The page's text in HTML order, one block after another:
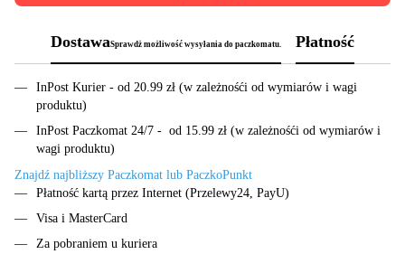
DostawaSprawdż możliwość wysyłania do paczkomatu. Płatność
InPost Kurier - od 20.99 zł (w zależnośći od wymiarów i wagi
produktu)
InPost Paczkomat 24/7 - od 15.99 zł (w zależnośći od wymiarów i
wagi produktu)
Znajdź najbliższy Paczkomat lub PaczkoPunkt
Płatność kartą przez Internet (Przelewy24, PayU)
Visa i MasterCard
Za pobraniem u kuriera